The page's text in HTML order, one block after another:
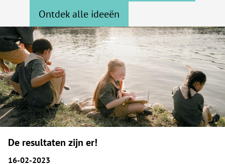
Ontdek alle ideeën
De resultaten zijn er!
16-02-2023